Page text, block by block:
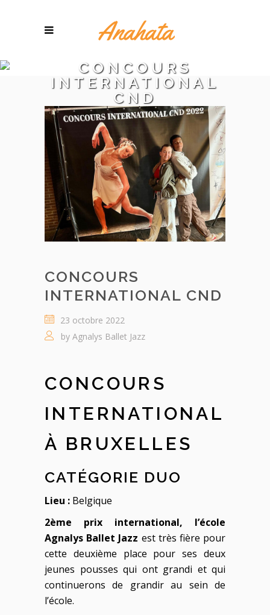
CONCOURS
INTERNATIONAL
CND
CONCOURS
INTERNATIONAL CND
23 octobre 2022
by Agnalys Ballet Jazz
CONCOURS
INTERNATIONAL
À BRUXELLES
CATÉGORIE DUO
Lieu : Belgique
2ème prix international, l’école
Agnalys Ballet Jazz est très fière pour
cette deuxième place pour ses deux
jeunes pousses qui ont grandi et qui
continuerons de grandir au sein de
l’école.